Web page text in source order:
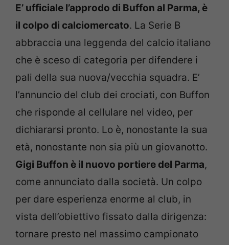
E’ ufficiale l’approdo di Buffon al Parma, è
il colpo di calciomercato. La Serie B
abbraccia una leggenda del calcio italiano
che è sceso di categoria per difendere i
pali della sua nuova/vecchia squadra. E’
l’annuncio del club dei crociati, con Buffon
che risponde al cellulare nel video, per
dichiararsi pronto. Lo è, nonostante la sua
età, nonostante non sia più un giovanotto.
Gigi Buffon è il nuovo portiere del Parma,
come annunciato dalla società. Un colpo
per dare esperienza enorme al club, in
vista dell’obiettivo fissato dalla dirigenza:
tornare presto nel massimo campionato